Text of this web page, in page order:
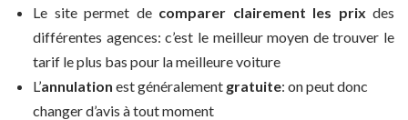
Le site permet de comparer clairement les prix des
différentes agences: c’est le meilleur moyen de trouver le
tarif le plus bas pour la meilleure voiture
L’annulation est généralement gratuite: on peut donc
changer d’avis à tout moment